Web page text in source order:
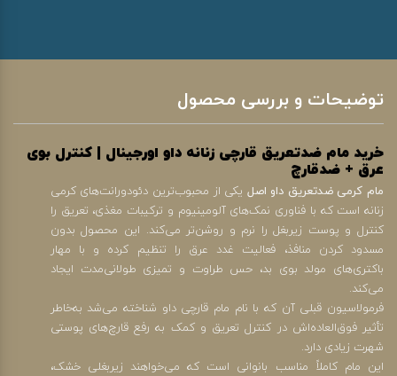
توضیحات و بررسی محصول
خرید مام ضدتعریق قارچی زنانه داو اورجینال | کنترل بوی
عرق + ضدقارچ
مام کرمی ضدتعریق داو اصل یکی از محبوب‌ترین دئودورانت‌های کرمی
زنانه است که با فناوری نمک‌های آلومینیوم و ترکیبات مغذی، تعریق را
کنترل و پوست زیربغل را نرم و روشن‌تر می‌کند. این محصول بدون
مسدود کردن منافذ، فعالیت غدد عرق را تنظیم کرده و با مهار
باکتری‌های مولد بوی بد، حس طراوت و تمیزی طولانی‌مدت ایجاد
می‌کند.
فرمولاسیون قبلی آن که با نام مام قارچی داو شناخته می‌شد به‌خاطر
تأثیر فوق‌العاده‌اش در کنترل تعریق و کمک به رفع قارچ‌های پوستی
شهرت زیادی دارد.
این مام کاملاً مناسب بانوانی است که می‌خواهند زیربغلی خشک،